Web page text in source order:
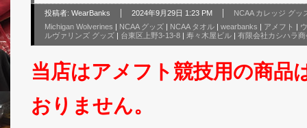
投稿者: WearBanks 2024年9月29日 1:23 PM
NCAA カレッジ グッ
Michigan Wolverines | NCAA グッズ | NCAA タオル | wearbanks | アメフト |
ルヴァリンズ グッズ | 台東区上野3-13-8 | 寿々木屋ビル | 有限会社カシハラ商
当店はアメフト競技用の商品
おりません。